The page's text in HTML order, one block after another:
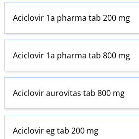
Aciclovir 1a pharma tab 200 mg
Aciclovir 1a pharma tab 800 mg
Aciclovir aurovitas tab 800 mg
Aciclovir eg tab 200 mg